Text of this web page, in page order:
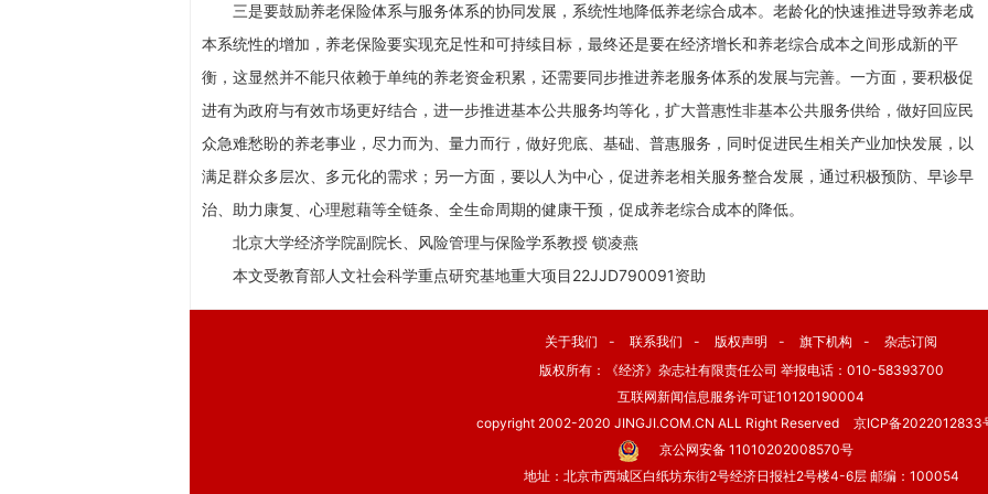
三是要鼓励养老保险体系与服务体系的协同发展，系统性地降低养老综合成本。老龄化的快速推进导致养老成
本系统性的增加，养老保险要实现充足性和可持续目标，最终还是要在经济增长和养老综合成本之间形成新的平
衡，这显然并不能只依赖于单纯的养老资金积累，还需要同步推进养老服务体系的发展与完善。一方面，要积极促
进有为政府与有效市场更好结合，进一步推进基本公共服务均等化，扩大普惠性非基本公共服务供给，做好回应民
众急难愁盼的养老事业，尽力而为、量力而行，做好兜底、基础、普惠服务，同时促进民生相关产业加快发展，以
满足群众多层次、多元化的需求；另一方面，要以人为中心，促进养老相关服务整合发展，通过积极预防、早诊早
治、助力康复、心理慰藉等全链条、全生命周期的健康干预，促成养老综合成本的降低。
北京大学经济学院副院长、风险管理与保险学系教授 锁凌燕
本文受教育部人文社会科学重点研究基地重大项目22JJD790091资助
关于我们 - 联系我们 - 版权声明 - 旗下机构 -
杂志订阅
版权所有：《经济》杂志社有限责任公司 举报电话：010-58393700
互联网新闻信息服务许可证10120190004
copyright 2002-2020 JINGJI.COM.CN ALL Right Reserved
京ICP备2022012833
京公网安备 11010202008570号
地址：北京市西城区白纸坊东街2号经济日报社2号楼4-6层 邮编：100054